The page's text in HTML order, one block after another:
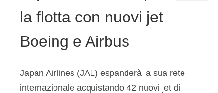
la flotta con nuovi jet
Boeing e Airbus
Japan Airlines (JAL) espanderà la sua rete
internazionale acquistando 42 nuovi jet di